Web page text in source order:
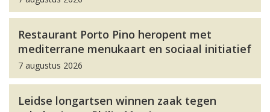
Restaurant Porto Pino heropent met
mediterrane menukaart en sociaal initiatief
7 augustus 2026
Leidse longartsen winnen zaak tegen